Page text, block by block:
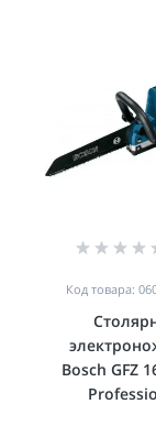
Код товара:
Bosch GFZ